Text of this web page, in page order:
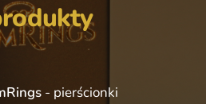
- pierścionki